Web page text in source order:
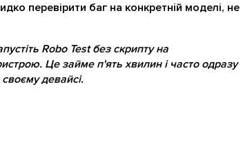
перевірити баг на конкретній моделі, не
Robo Test без скрипту на
Це займе п'ять хвилин і часто одразу
девайсі.